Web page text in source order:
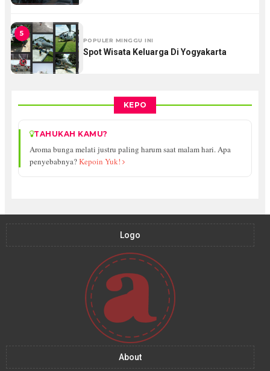
5
POPULER MINGGU INI
Spot Wisata Keluarga Di Yogyakarta
KEPO
TAHUKAH KAMU?
Aroma bunga melati justru paling harum saat malam hari. Apa
penyebabnya?Kepoin Yuk!
Logo
About